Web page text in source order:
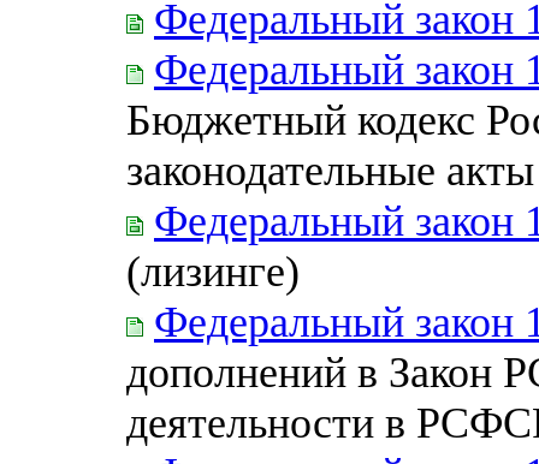
Федеральный закон
Федеральный закон
Бюджетный кодекс
законодательные
Федеральный закон
(лизинге)
Федеральный закон
дополнений в Закон
деятельности в